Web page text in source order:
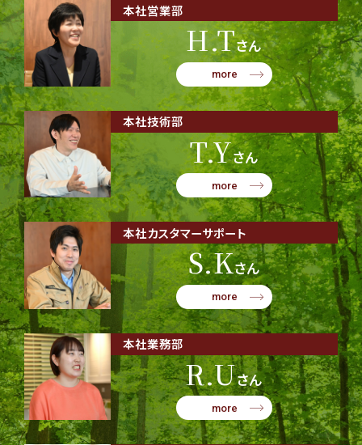
本社営業部
H.Tさん
more
本社技術部
T.Yさん
more
本社カスタマーサポート
S.Kさん
more
本社業務部
R.Uさん
more